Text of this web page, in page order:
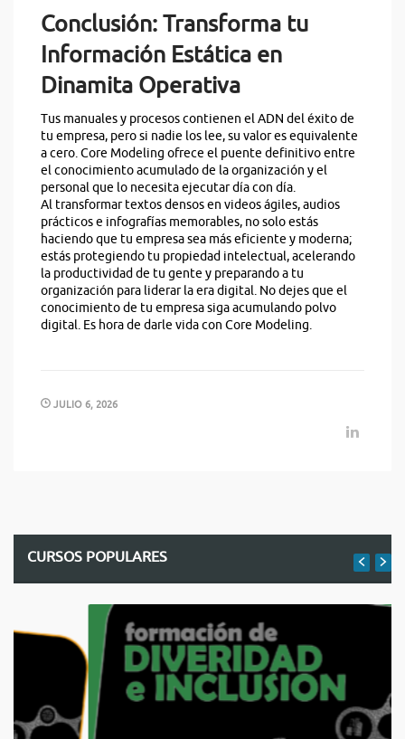
Conclusión: Transforma tu
Información Estática en
Dinamita Operativa
Tus manuales y procesos contienen el ADN del éxito de
tu empresa, pero si nadie los lee, su valor es equivalente
a cero. Core Modeling ofrece el puente definitivo entre
el conocimiento acumulado de la organización y el
personal que lo necesita ejecutar día con día.
Al transformar textos densos en videos ágiles, audios
prácticos e infografías memorables, no solo estás
haciendo que tu empresa sea más eficiente y moderna;
estás protegiendo tu propiedad intelectual, acelerando
la productividad de tu gente y preparando a tu
organización para liderar la era digital. No dejes que el
conocimiento de tu empresa siga acumulando polvo
digital. Es hora de darle vida con Core Modeling.
JULIO 6, 2026
CURSOS POPULARES